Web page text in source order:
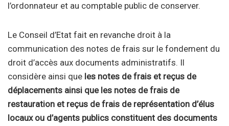
l’ordonnateur et au comptable public de conserver.
Le Conseil d’Etat fait en revanche droit à la
communication des notes de frais sur le fondement du
droit d’accès aux documents administratifs. Il
considère ainsi que les notes de frais et reçus de
déplacements ainsi que les notes de frais de
restauration et reçus de frais de représentation d’élus
locaux ou d’agents publics constituent des documents